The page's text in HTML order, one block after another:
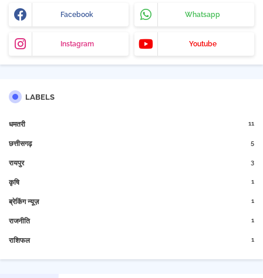
Facebook Whatsapp
Instagram Youtube
LABELS
धमतरी 11
छत्तीसगढ़ 5
रायपुर 3
कृषि 1
ब्रेकिंग न्यूज़ 1
राजनीति 1
राशिफल 1